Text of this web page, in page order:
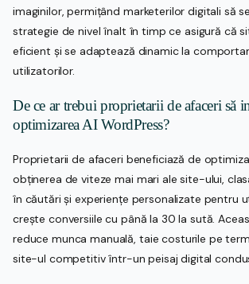
imaginilor, permițând marketerilor digitali să
strategie de nivel înalt în timp ce asigură că
eficient și se adaptează dinamic la
utilizatorilor.
De ce ar trebui proprietarii de afaceri să
optimizarea AI WordPress?
Proprietarii de afaceri beneficiază de
obținerea de viteze mai mari ale site-ului,
în căutări și experiențe personalizate pentru
crește conversiile cu până la 30 la sută.
reduce munca manuală, taie costurile pe
site-ul competitiv într-un peisaj digital